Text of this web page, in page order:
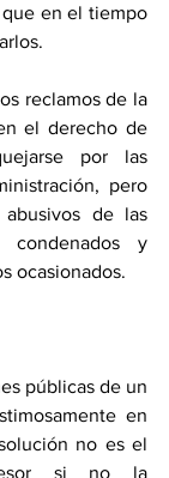
en el tiempo
reclamos de la
el derecho de
por las
pero
de las
condenados y
ocasionados.
públicas de un
en
no es el
si no la